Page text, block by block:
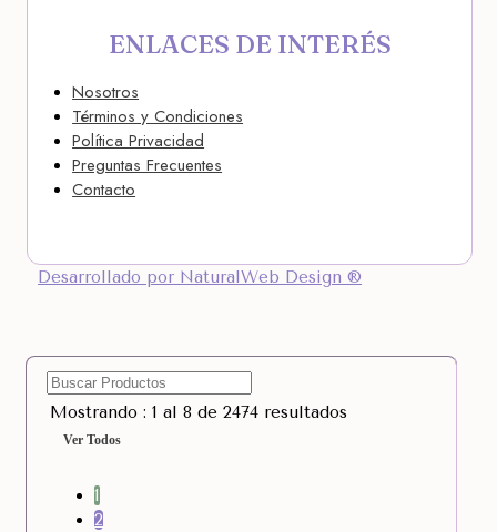
ENLACES DE INTERÉS
Nosotros
Términos y Condiciones
Política Privacidad
Preguntas Frecuentes
Contacto
Desarrollado por NaturalWeb Design ®
Mostrando : 1 al 8 de 2474 resultados
Ver Todos
1
2